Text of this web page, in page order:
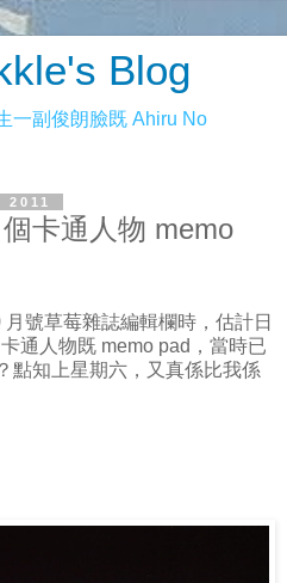
Blog
一副俊朗臉既 Ahiru No
卡通人物 memo
號草莓雜誌編輯欄時，估計日
通人物既 memo pad，當時已
點知上星期六，又真係比我係